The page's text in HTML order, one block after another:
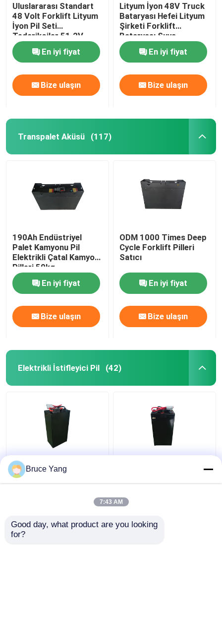
Uluslararası Standart
48 Volt Forklift Lityum
İyon Pil Seti
Tedarikçiler 51.2V
12AH
En iyi fiyat
Bize ulaşın
Lityum İyon 48V Truck
Bataryası Hefei Lityum
Şirketi Forklift
Bataryası Suya
dayanıklı
En iyi fiyat
Bize ulaşın
Transpalet Aküsü (117)
190Ah Endüstriyel
Palet Kamyonu Pil
Elektrikli Çatal Kamyon
Pilleri 50kg
En iyi fiyat
Bize ulaşın
ODM 1000 Times Deep
Cycle Forklift Pilleri
Satıcı
En iyi fiyat
Bize ulaşın
Elektrikli İstifleyici Pil (42)
Lityum Elektrikli
Yükleyici Batarya
48V Lityum Endüstriyel
Forklift 15kg
Bruce Yang
7:43 AM
Good day, what product are you looking
for?